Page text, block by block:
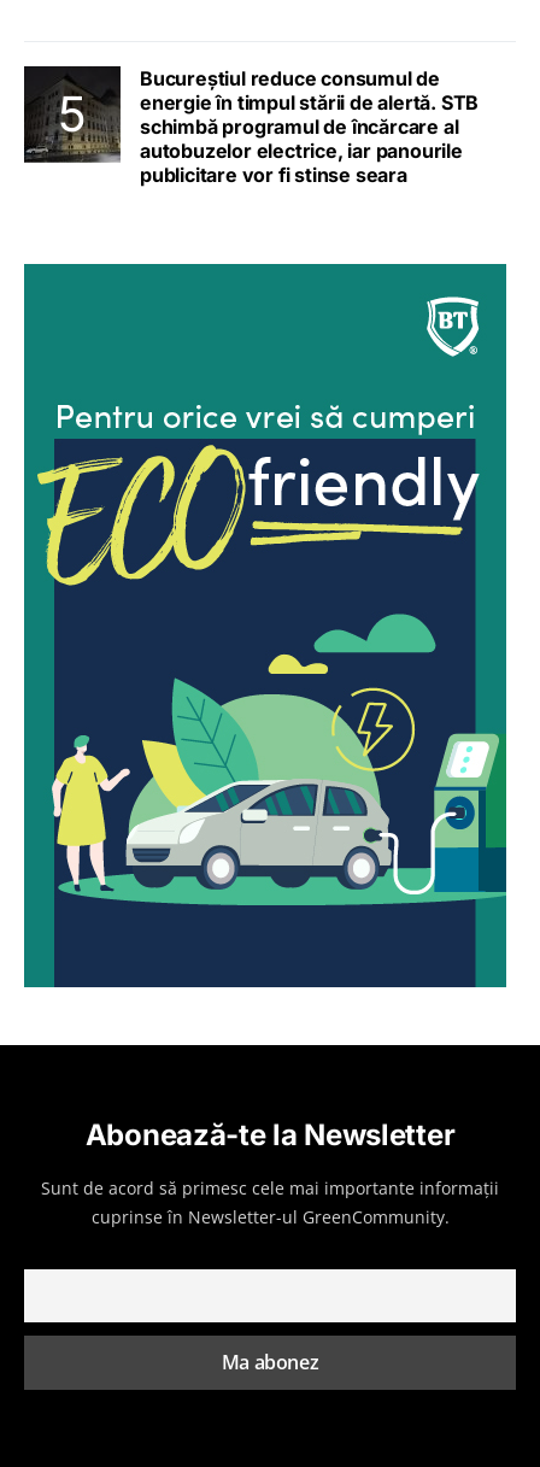
Bucureștiul reduce consumul de
energie în timpul stării de alertă. STB
schimbă programul de încărcare al
autobuzelor electrice, iar panourile
publicitare vor fi stinse seara
Abonează-te la Newsletter
Sunt de acord să primesc cele mai importante informații
cuprinse în Newsletter-ul GreenCommunity.